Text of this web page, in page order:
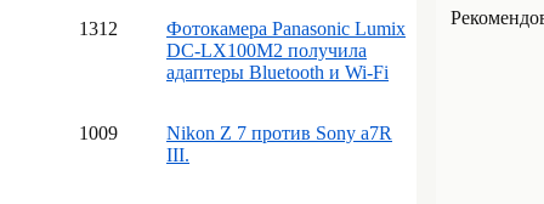
1312
Фотокамера Panasonic Lumix
DC-LX100M2 получила
адаптеры Bluetooth и Wi-Fi
1009
Nikon Z 7 против Sony a7R
III.